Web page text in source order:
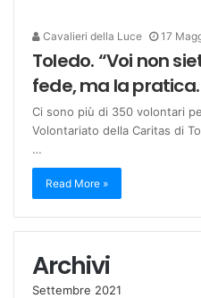
Cavalieri della Luce 17
Toledo. “Voi non
fede, ma la
Ci sono più di 350 volontari
Volontariato della Caritas di
…
Read More »
Archivi
Settembre 2021